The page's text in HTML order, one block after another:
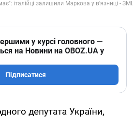
у курсі головного —
на Новини на OBOZ.UA у
Підписатися
депутата України,